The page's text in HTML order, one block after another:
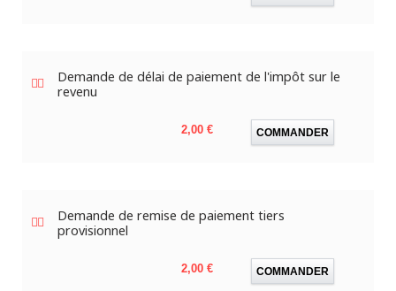
Demande de délai de paiement de l'impôt sur le
revenu
Prix
2,00 € COMMANDER
Demande de remise de paiement tiers
provisionnel
Prix
2,00 € COMMANDER